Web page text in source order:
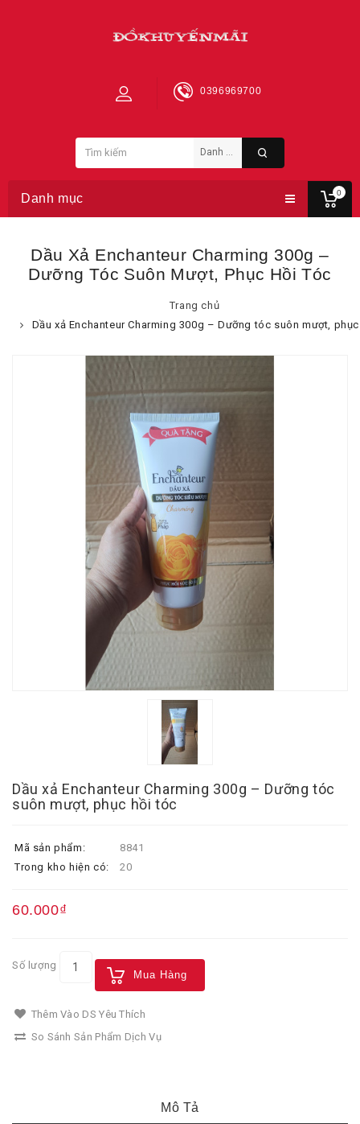
0
0396969700
Danh mục
Dầu Xả Enchanteur Charming 300g –
Dưỡng Tóc Suôn Mượt, Phục Hồi Tóc
Trang chủ
Dầu xả Enchanteur Charming 300g – Dưỡng tóc suôn mượt,
Dầu xả Enchanteur Charming 300g – Dưỡng tóc
suôn mượt, phục hồi tóc
Mã sản phẩm:
8841
Trong kho hiện có:
20
60.000₫
Số lượng
Mua Hàng
Thêm Vào DS Yêu Thích
So Sánh Sản Phẩm Dịch Vụ
Mô Tả